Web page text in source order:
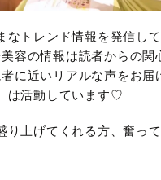
なトレンド情報を発信し
容の情報は読者からの関
に近いリアルな声をお届
は活動しています♡
り上げてくれる方、奮っ